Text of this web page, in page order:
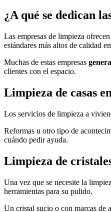
¿A qué se dedican
Las empresas de limpieza
estándares más altos de calidad
Muchas de estas empresas
clientes con el espacio.
Limpieza de casas
Los servicios de limpieza a
Reformas u otro tipo de
cuándo pedir ayuda.
Limpieza de
Una vez que se necesite la
herramientas para su pulido.
Un cristal sucio o con marcas de